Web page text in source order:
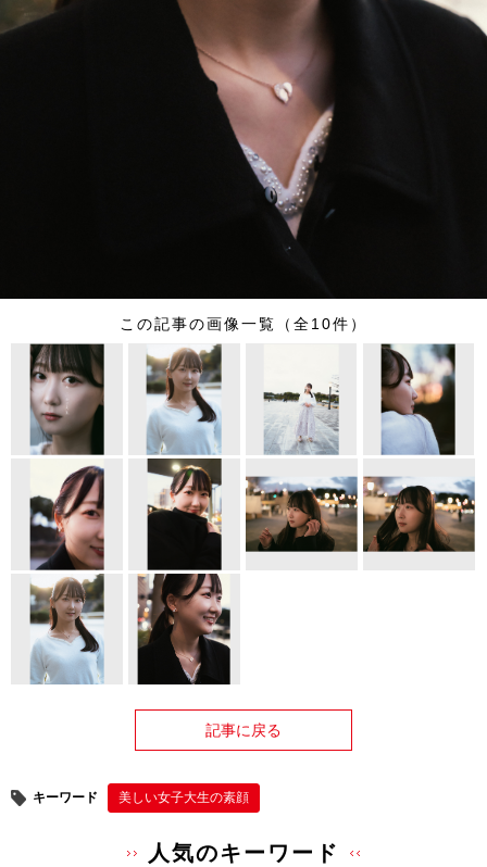
この記事の画像一覧（全10件）
記事に戻る
キーワード 美しい女子大生の素顔
人気のキーワード